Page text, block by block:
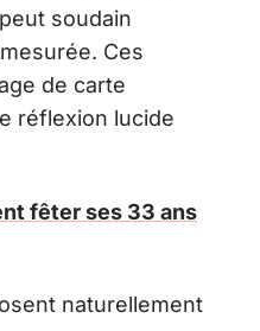
soudain
Ces
de carte
réflexion lucide
fêter ses 33 ans
naturellement